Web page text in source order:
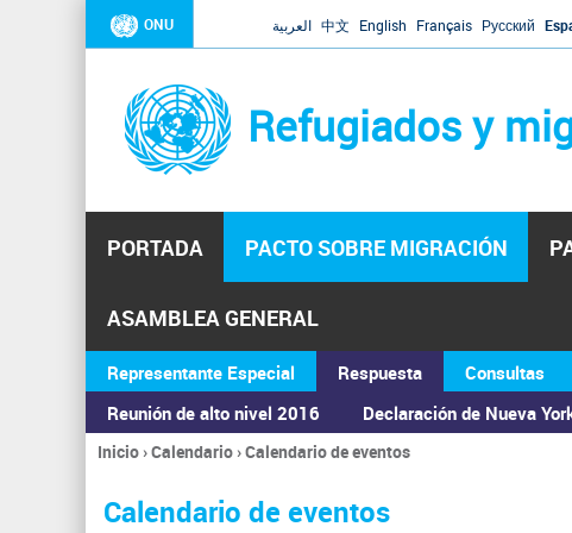
ONU العربية 中文 English Français Русский
Refugiados y
PORTADA PACTO SOBRE MIGRACIÓN
Representante Especial
Respuesta
Reunión de alto nivel 2016
Declaración de Nueva
Consultas
ASAMBLEA GENERAL
Se
encuentra
usted
Inicio›Calendario›Calendario de eventos
Calendario de eventos